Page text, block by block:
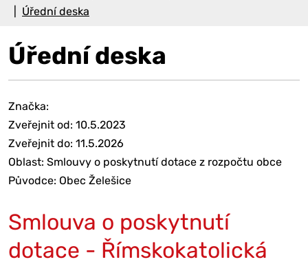
Úřední deska
Úřední deska
Značka:
Zveřejnit od: 10.5.2023
Zveřejnit do: 11.5.2026
Oblast: Smlouvy o poskytnutí dotace z rozpočtu obce
Původce: Obec Želešice
Smlouva o poskytnutí
dotace - Římskokatolická